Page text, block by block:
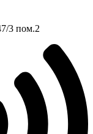
3 пом.2